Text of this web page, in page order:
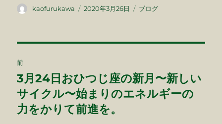
c
b
o
k
e
投
kaofurukawa
投
2020年3月26日
カ
ブログ
稿
ナ
ビ
前
前
の
投
3月24日おひつじ座の新月〜新しい
サイクル〜始まりのエネルギーの
力をかりて前進を。